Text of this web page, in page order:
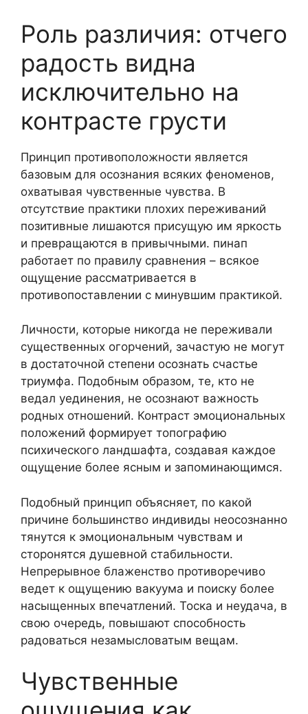
Роль различия: отчего
радость видна
исключительно на
контрасте грусти
Принцип противоположности является
базовым для осознания всяких феноменов,
охватывая чувственные чувства. В
отсутствие практики плохих переживаний
позитивные лишаются присущую им яркость
и превращаются в привычными. пинап
работает по правилу сравнения – всякое
ощущение рассматривается в
противопоставлении с минувшим практикой.
Личности, которые никогда не переживали
существенных огорчений, зачастую не могут
в достаточной степени осознать счастье
триумфа. Подобным образом, те, кто не
ведал уединения, не осознают важность
родных отношений. Контраст эмоциональных
положений формирует топографию
психического ландшафта, создавая каждое
ощущение более ясным и запоминающимся.
Подобный принцип объясняет, по какой
причине большинство индивиды неосознанно
тянутся к эмоциональным чувствам и
сторонятся душевной стабильности.
Непрерывное блаженство противоречиво
ведет к ощущению вакуума и поиску более
насыщенных впечатлений. Тоска и неудача, в
свою очередь, повышают способность
радоваться незамысловатым вещам.
Чувственные